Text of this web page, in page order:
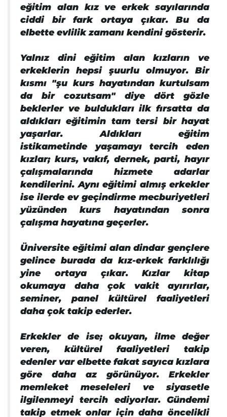
eğitim alan kız ve erkek sayılarında
ciddi bir fark ortaya çıkar. Bu da
elbette evlilik zamanı kendini gösterir.
Yalnız dini eğitim alan kızların ve
erkeklerin hepsi şuurlu olmuyor. Bir
kısmı "şu kurs hayatından kurtulsam
da bir cozutsam" diye dört gözle
beklerler ve buldukları ilk fırsatta da
aldıkları eğitimin tam tersi bir hayat
yaşarlar. Aldıkları eğitim
istikametinde yaşamayı tercih eden
kızlar; kurs, vakıf, dernek, parti, hayır
çalışmalarında hizmete adarlar
kendilerini. Aynı eğitimi almış erkekler
ise ilerde ev geçindirme mecburiyetleri
yüzünden kurs hayatından sonra
çalışma hayatına geçerler.
Üniversite eğitimi alan dindar gençlere
gelince burada da kız-erkek farklılığı
yine ortaya çıkar. Kızlar kitap
okumaya daha çok vakit ayırırlar,
seminer, panel kültürel faaliyetleri
daha çok takip ederler.
Erkekler de ise; okuyan, ilme değer
veren, kültürel faaliyetleri takip
edenler var elbette fakat sayıca kızlara
göre daha az görünüyor. Erkekler
memleket meseleleri ve siyasetle
ilgilenmeyi tercih ediyorlar. Gündemi
takip etmek onlar için daha öncelikli